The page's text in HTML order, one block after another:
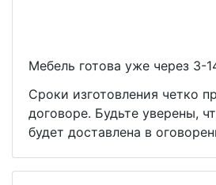
Мебель готова уже через 3-
Сроки изготовления четко
договоре. Будьте уверены,
будет доставлена в